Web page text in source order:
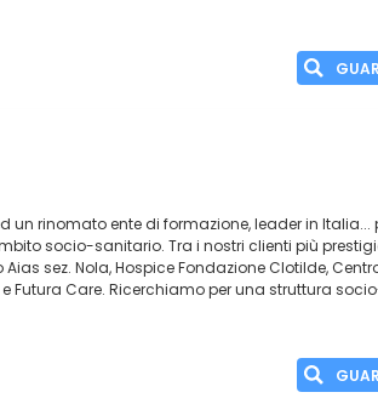
un rinomato ente di formazione, leader in Italia...
socio-sanitario. Tra i nostri clienti più
sez. Nola, Hospice Fondazione Clotilde,
Futura Care. Ricerchiamo per una struttura